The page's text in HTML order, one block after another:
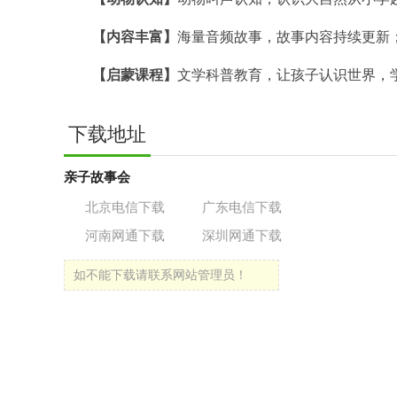
【内容丰富】 海量音频故事，故事内容持续更新；
【启蒙课程】 文学科普教育，让孩子认识世界，
下载地址
亲子故事会
北京电信下载
广东电信下载
河南网通下载
深圳网通下载
如不能下载请联系网站管理员！